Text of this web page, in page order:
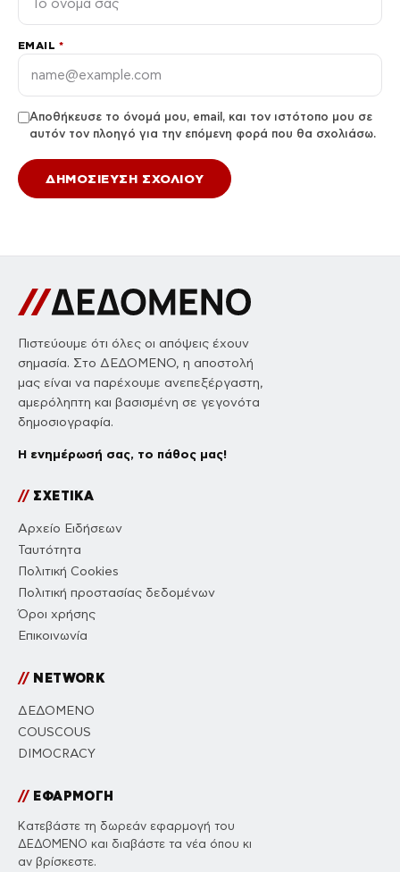
EMAIL *
Αποθήκευσε το όνομά μου, email, και τον ιστότοπο μου σε
αυτόν τον πλοηγό για την επόμενη φορά που θα σχολιάσω.
Πιστεύουμε ότι όλες οι απόψεις έχουν
σημασία. Στο ΔΕΔΟΜΕΝΟ, η αποστολή
μας είναι να παρέχουμε ανεπεξέργαστη,
αμερόληπτη και βασισμένη σε γεγονότα
δημοσιογραφία.
Η ενημέρωσή σας, το πάθος μας!
//ΣΧΕΤΙΚΑ
Αρχείο Ειδήσεων
Ταυτότητα
Πολιτική Cookies
Πολιτική προστασίας δεδομένων
Όροι χρήσης
Επικοινωνία
//NETWORK
ΔΕΔΟΜΕΝΟ
COUSCOUS
DIMOCRACY
//ΕΦΑΡΜΟΓΗ
Κατεβάστε τη δωρεάν εφαρμογή του
ΔΕΔΟΜΕΝΟ και διαβάστε τα νέα όπου κι
αν βρίσκεστε.